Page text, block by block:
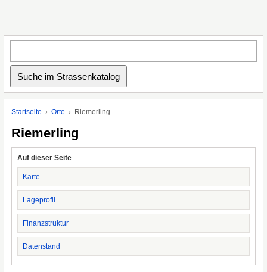
Startseite Orte Riemerling
Riemerling
Auf dieser Seite
Karte
Lageprofil
Finanzstruktur
Datenstand